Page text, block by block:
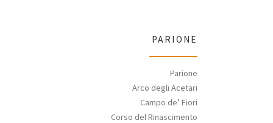
PARIONE
Parione
Arco degli Acetari
Campo de’ Fiori
Corso del Rinascimento